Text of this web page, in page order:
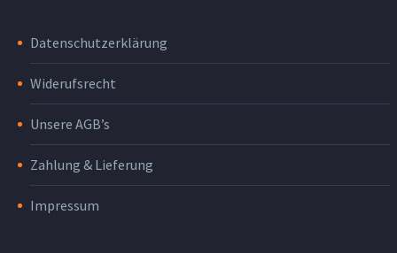
Datenschutzerklärung
Widerufsrecht
Unsere AGB’s
Zahlung & Lieferung
Impressum